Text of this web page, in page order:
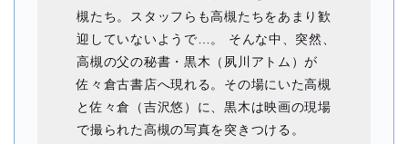
槻たち。スタッフらも高槻たちをあまり歓
迎していないようで…。 そんな中、突然、
高槻の父の秘書・黒木（夙川アトム）が
佐々倉古書店へ現れる。その場にいた高槻
と佐々倉（吉沢悠）に、黒木は映画の現場
で撮られた高槻の写真を突きつける。